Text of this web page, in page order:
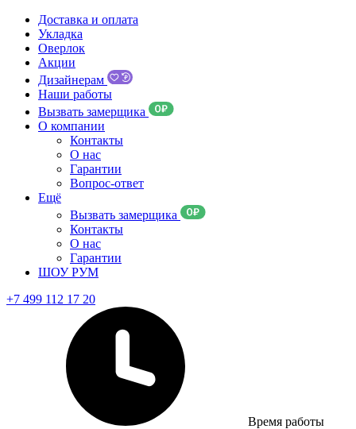
Доставка и оплата
Укладка
Оверлок
Акции
Дизайнерам
Наши работы
Вызвать замерщика
О компании
Контакты
О нас
Гарантии
Вопрос-ответ
Ещё
Вызвать замерщика
Контакты
О нас
Гарантии
ШОУ РУМ
+7 499 112 17 20
Время работы